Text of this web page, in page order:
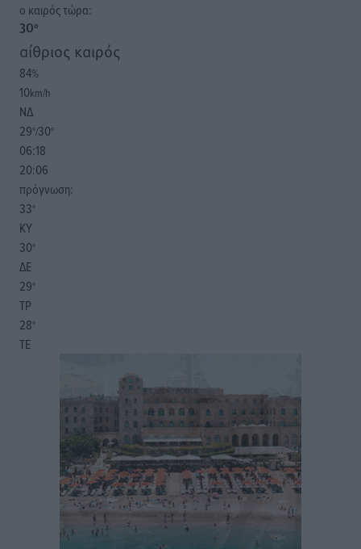
o καιρός τώρα:
30°
αίθριος καιρός
84%
10km/h
ΝΔ
29°/30°
06:18
20:06
πρόγνωση:
33°
ΚΥ
30°
ΔΕ
29°
ΤΡ
28°
ΤΕ